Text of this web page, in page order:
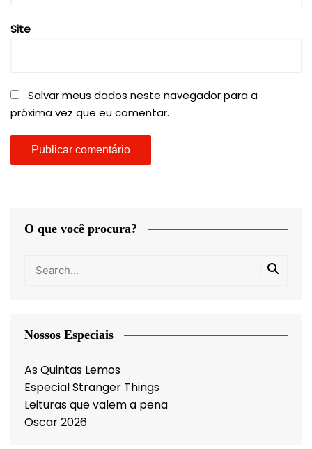
Site
Salvar meus dados neste navegador para a
próxima vez que eu comentar.
O que você procura?
Nossos Especiais
As Quintas Lemos
Especial Stranger Things
Leituras que valem a pena
Oscar 2026